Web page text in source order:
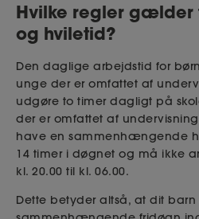
Hvilke regler gælder
og hviletid?
Den daglige arbejdstid for
unge der er omfattet af
udgøre to timer dagligt på
der er omfattet af
have en sammenhængende
14 timer i døgnet og må ikke
kl. 20.00 til kl. 06.00.
Dette betyder altså, at dit